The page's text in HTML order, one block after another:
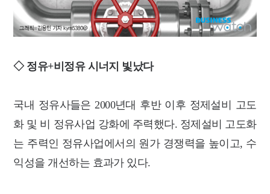
◇ 정유+비정유 시너지 빛났다
국내 정유사들은 2000년대 후반 이후 정제설비 고도
화 및 비 정유사업 강화에 주력했다. 정제설비 고도화
는 주력인 정유사업에서의 원가 경쟁력을 높이고, 수
익성을 개선하는 효과가 있다.